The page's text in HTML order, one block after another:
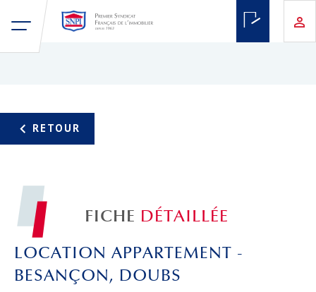
FICHE DÉTAILLÉE
LOCATION APPARTEMENT -
BESANÇON, DOUBS